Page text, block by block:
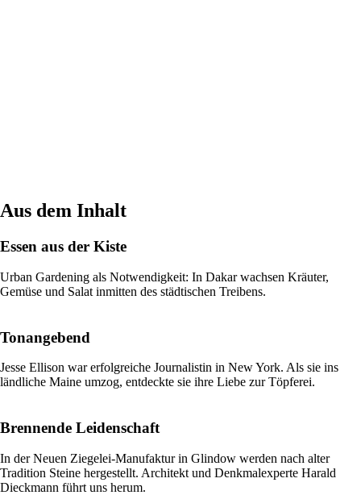
Aus dem Inhalt
Essen aus der Kiste
Urban Gardening als Notwendigkeit: In Dakar wachsen Kräuter,
Gemüse und Salat inmitten des städtischen Treibens.
Tonangebend
Jesse Ellison war erfolgreiche Journalistin in New York. Als sie ins
ländliche Maine umzog, entdeckte sie ihre Liebe zur Töpferei.
Brennende Leidenschaft
In der Neuen Ziegelei-Manufaktur in Glindow werden nach alter
Tradition Steine hergestellt. Architekt und Denkmalexperte Harald
Dieckmann führt uns herum.